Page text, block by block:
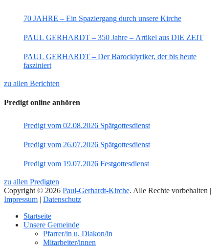
70 JAHRE – Ein Spaziergang durch unsere Kirche
PAUL GERHARDT – 350 Jahre – Artikel aus DIE ZEIT
PAUL GERHARDT – Der Barocklyriker, der bis heute
fasziniert
zu allen Berichten
Predigt online anhören
Predigt vom 02.08.2026 Spätgottesdienst
Predigt vom 26.07.2026 Spätgottesdienst
Predigt vom 19.07.2026 Festgottesdienst
zu allen Predigten
Copyright © 2026 Paul-Gerhardt-Kirche. Alle Rechte vorbehalten |
Impressum | Datenschutz
oben
Startseite
Unsere Gemeinde
Pfarrer/in u. Diakon/in
Mitarbeiter/innen